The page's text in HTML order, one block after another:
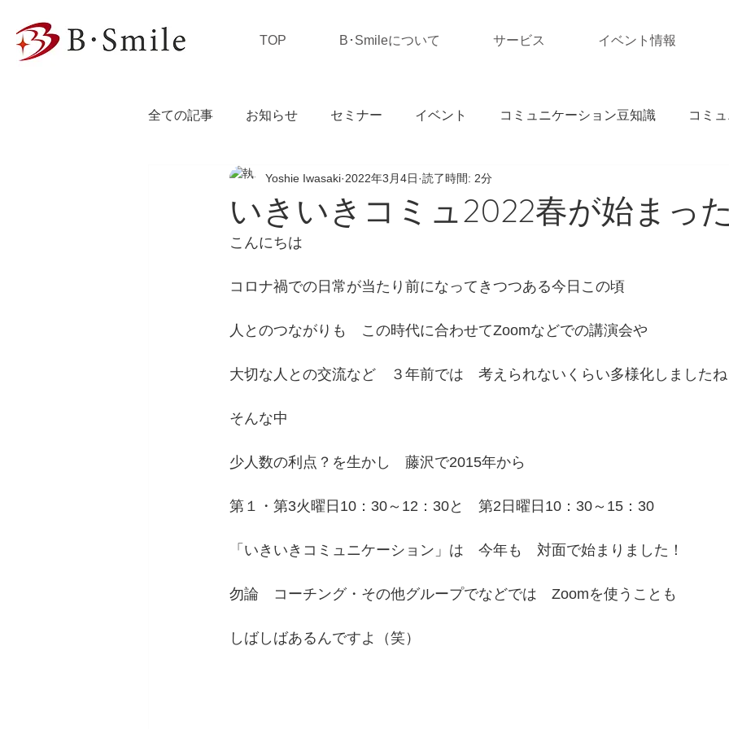
TOP B･Smileについて サービス イベント情報
全ての記事 お知らせ セミナー イベント コミュニケーション豆知識 コミ
私の独り言
いきいきコミュ2022春が始まっ
Yoshie Iwasaki 2022年3月4日 読了時間: 2分
こんにちは
コロナ禍での日常が当たり前になってきつつある今日この頃
人とのつながりも　この時代に合わせてZoomなどでの講演会や
大切な人との交流など　３年前では　考えられないくらい多様化しました
そんな中
少人数の利点？を生かし　藤沢で2015年から
第１・第3火曜日10：30～12：30と　第2日曜日10：30～15：30
「いきいきコミュニケーション」は　今年も　対面で始まりました！
勿論　コーチング・その他グループでなどでは　Zoomを使うことも
しばしばあるんですよ（笑）